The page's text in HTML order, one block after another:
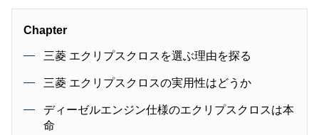
Chapter
三菱 エクリプスクロスを選ぶ理由を探る
三菱 エクリプスクロスの実用性はどうか
ディーゼルエンジン仕様のエクリプスクロスは本
命